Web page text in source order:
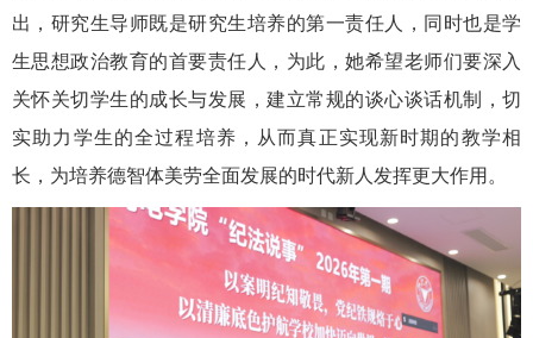
出，研究生导师既是研究生培养的第一责任人，同时也是学
生思想政治教育的首要责任人，为此，她希望老师们要深入
关怀关切学生的成长与发展，建立常规的谈心谈话机制，切
实助力学生的全过程培养，从而真正实现新时期的教学相
长，为培养德智体美劳全面发展的时代新人发挥更大作用。